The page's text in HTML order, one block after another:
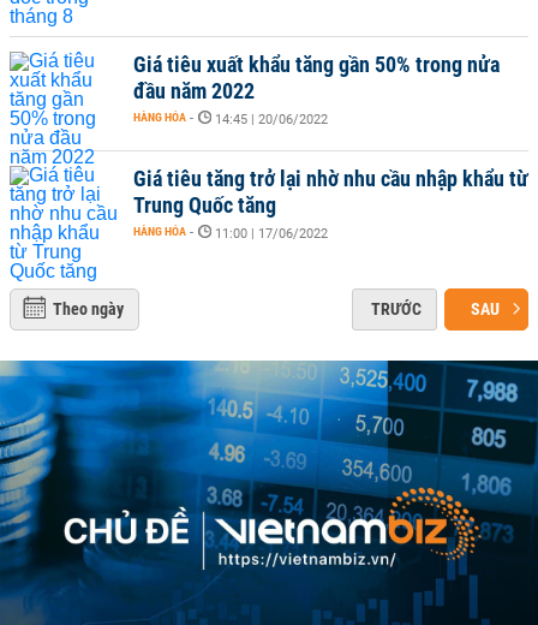
Giá tiêu xuất khẩu tăng gần 50% trong nửa
đầu năm 2022
HÀNG HÓA - 14:45 | 20/06/2022
Giá tiêu tăng trở lại nhờ nhu cầu nhập khẩu từ
Trung Quốc tăng
HÀNG HÓA - 11:00 | 17/06/2022
Theo ngày TRƯỚC SAU